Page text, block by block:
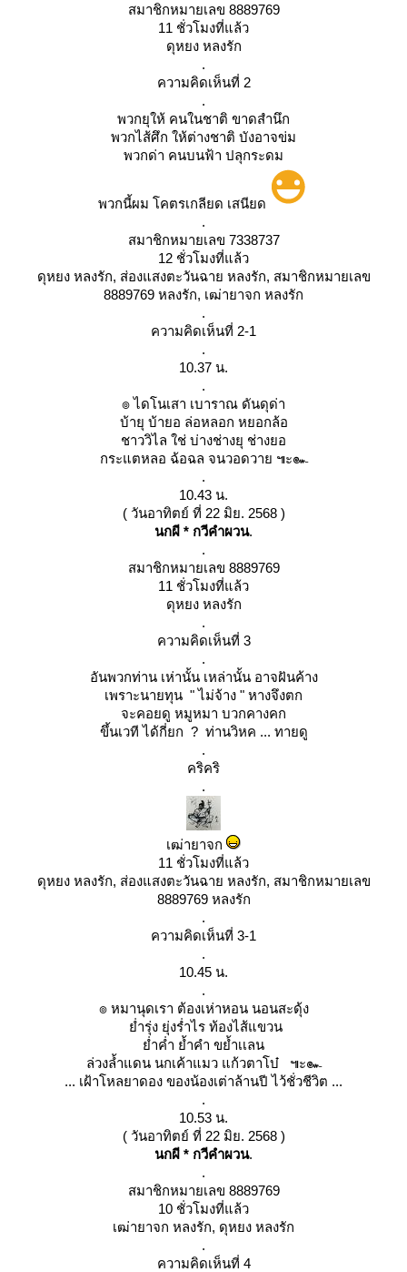
สมาชิกหมายเลข 8889769
11 ชั่วโมงที่แล้ว
ดุหยง หลงรัก
.
ความคิดเห็นที่ 2
.
พวกยุให้ คนในชาติ ขาดสำนึก
พวกไส้ศึก ให้ต่างชาติ บังอาจข่ม
พวกด่า คนบนฟ้า ปลุกระดม
พวกนี้ผม โคตรเกลียด เสนียด
.
สมาชิกหมายเลข 7338737
12 ชั่วโมงที่แล้ว
ดุหยง หลงรัก, ส่องแสงตะวันฉาย หลงรัก, สมาชิกหมายเลข
8889769 หลงรัก, เฒ่ายาจก หลงรัก
.
ความคิดเห็นที่ 2-1
.
10.37 น.
.
๏ ไดโนเสา เบาราณ ดันดุด่า
บ้ายุ บ้ายอ ล่อหลอก หยอกล้อ
ชาววิไล ใช่ บ่างช่างยุ ช่างยอ
กระแตหลอ ฉ้อฉล จนวอดวาย ๚ะ๛
.
10.43 น.
( วันอาทิตย์ ที่ 22 มิย. 2568 )
นกผี * กวีคำผวน.
.
สมาชิกหมายเลข 8889769
11 ชั่วโมงที่แล้ว
ดุหยง หลงรัก
.
ความคิดเห็นที่ 3
.
อันพวกท่าน เห่านั้น เหล่านั้น อาจฝันค้าง
เพราะนายทุน " ไม่จ้าง " หางจึงตก
จะคอยดู หมูหมา บวกคางคก
ขึ้นเวที ได้กี่ยก ? ท่านวิหค ... ทายดู
.
คริคริ
.
เฒ่ายาจก
11 ชั่วโมงที่แล้ว
ดุหยง หลงรัก, ส่องแสงตะวันฉาย หลงรัก, สมาชิกหมายเลข
8889769 หลงรัก
.
ความคิดเห็นที่ 3-1
.
10.45 น.
.
๏ หมานุดเรา ต้องเห่าหอน นอนสะดุ้ง
่ำรุ่ง ยุ่งร่ำไร ท้องไส้แขวน
่ำค่ำ ย้ำคำ ขย้ำเเลน
ล่วงล้ำแดน นกเค้าแมว แก้วตาโบ๋ ๚ะ๛
... เฝ้าโหลยาดอง ของน้องเต่าล้านปี ไว้ชั่วชีวิต ...
.
10.53 น.
( วันอาทิตย์ ที่ 22 มิย. 2568 )
นกผี * กวีคำผวน.
.
สมาชิกหมายเลข 8889769
10 ชั่วโมงที่แล้ว
เฒ่ายาจก หลงรัก, ดุหยง หลงรัก
.
ความคิดเห็นที่ 4